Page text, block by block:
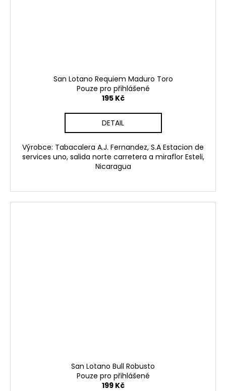
San Lotano Requiem Maduro Toro
Pouze pro přihlášené
195 Kč
DETAIL
Výrobce: Tabacalera A.J. Fernandez, S.A Estacion de
services uno, salida norte carretera a miraflor Esteli,
Nicaragua
San Lotano Bull Robusto
Pouze pro přihlášené
199 Kč